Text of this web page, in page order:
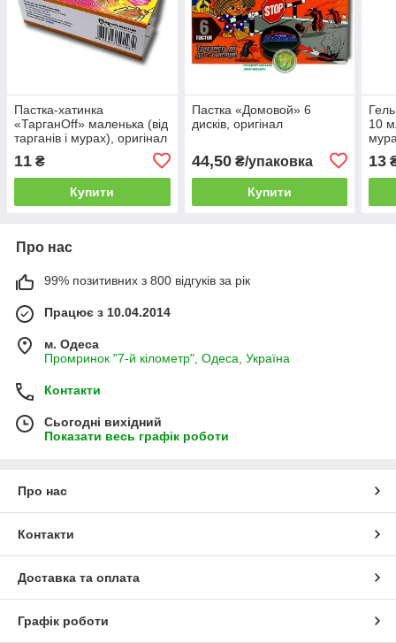
Пастка-хатинка
«ТарганOff» маленька (від
тарганів і мурах), оригінал
11 ₴
Купити
Пастка «Домовой» 6
дисків, оригінал
44,50₴/упаковка
Купити
10
13
Про нас
99% позитивних з 800 відгуків за рік
Працює з 10.04.2014
м. Одеса
Промринок "7-й кілометр", Одеса, Україна
Контакти
Сьогодні вихідний
Показати весь графік роботи
Про нас
Контакти
Доставка та оплата
Графік роботи